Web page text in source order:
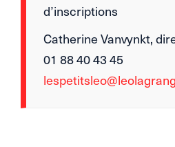
d’inscriptions
Catherine Vanvynkt,
01 88 40 43 45